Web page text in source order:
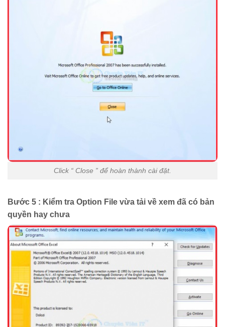
Click “ Close ” để hoàn thành cài đặt.
Bước 5 : Kiểm tra Option File vừa tải về xem đã có bản
quyền hay chưa